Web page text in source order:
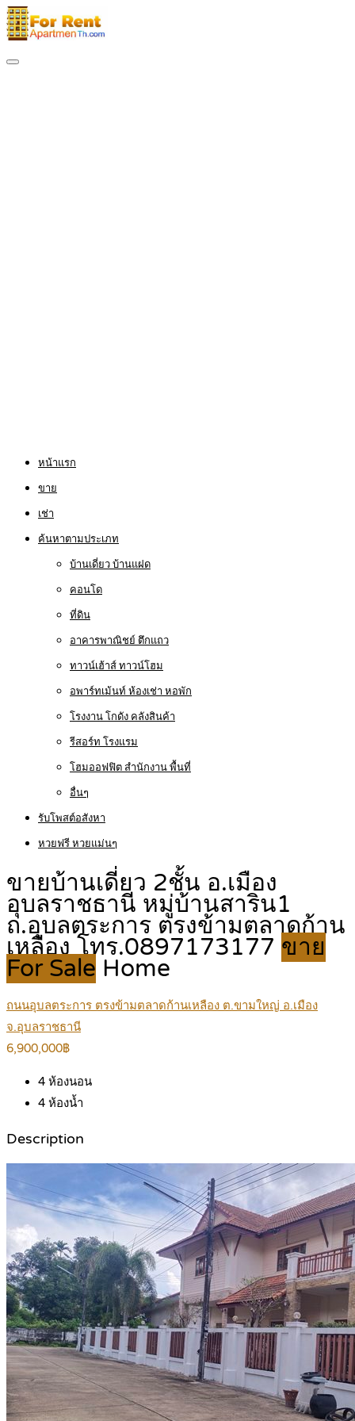
หน้าแรก
ขาย
เช่า
ค้นหาตามประเภท
บ้านเดี่ยว บ้านแฝด
คอนโด
ที่ดิน
อาคารพาณิชย์ ตึกแถว
ทาวน์เฮ้าส์ ทาวน์โฮม
อพาร์ทเม้นท์ ห้องเช่า หอพัก
โรงงาน โกดัง คลังสินค้า
รีสอร์ท โรงแรม
โฮมออฟฟิต สำนักงาน พื้นที่
อื่นๆ
รับโพสต์อสังหา
หวยฟรี หวยแม่นๆ
ขายบ้านเดี่ยว 2ชั้น อ.เมือง
อุบลราชธานี หมู่บ้านสาริน1
ถ.อุบลตระการ ตรงข้ามตลาดก้าน
เหลือง โทร.0897173177 ขาย
For Sale Home
ถนนอุบลตระการ ตรงข้ามตลาดก้านเหลือง ต.ขามใหญ่ อ.เมือง
จ.อุบลราชธานี
6,900,000฿
4 ห้องนอน
4 ห้องน้ำ
Description